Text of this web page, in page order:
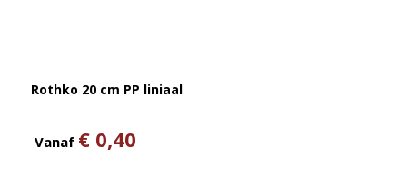
Rothko 20 cm PP liniaal
Vanaf € 0,40